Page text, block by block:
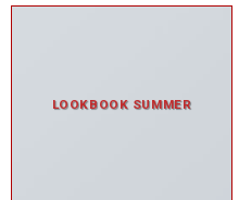
LOOKBOOK SUMMER